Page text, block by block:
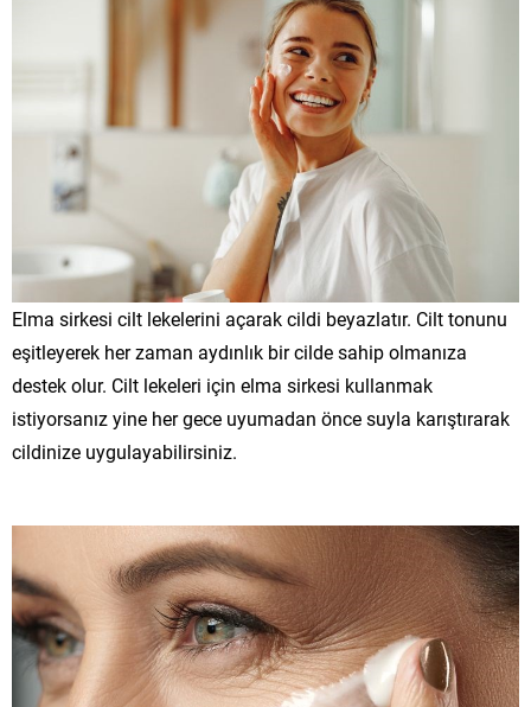
Elma sirkesi cilt lekelerini açarak cildi beyazlatır. Cilt tonunu
eşitleyerek her zaman aydınlık bir cilde sahip olmanıza
destek olur. Cilt lekeleri için elma sirkesi kullanmak
istiyorsanız yine her gece uyumadan önce suyla karıştırarak
cildinize uygulayabilirsiniz.